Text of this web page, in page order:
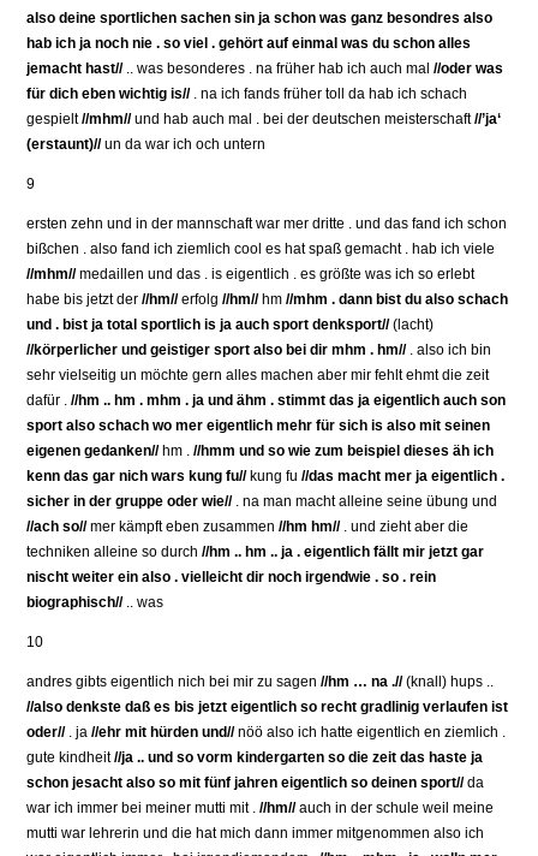
also deine sportlichen sachen sin ja schon was ganz besondres also
hab ich ja noch nie . so viel . gehört auf einmal was du schon alles
jemacht hast//.. was besonderes . na früher hab ich auch mal//oder was
für dich eben wichtig is//. na ich fands früher toll da hab ich schach
gespielt//mhm//und hab auch mal . bei der deutschen meisterschaft//’ja‘
(erstaunt)//un da war ich och untern
9
ersten zehn und in der mannschaft war mer dritte . und das fand ich schon
bißchen . also fand ich ziemlich cool es hat spaß gemacht . hab ich viele
//mhm//medaillen und das . is eigentlich . es größte was ich so erlebt
habe bis jetzt der//hm//erfolg//hm//hm//mhm . dann bist du also schach
und . bist ja total sportlich is ja auch sport denksport//(lacht)
//körperlicher und geistiger sport also bei dir mhm . hm//. also ich bin
sehr vielseitig un möchte gern alles machen aber mir fehlt ehmt die zeit
dafür .//hm .. hm . mhm . ja und ähm . stimmt das ja eigentlich auch son
sport also schach wo mer eigentlich mehr für sich is also mit seinen
eigenen gedanken//hm .//hmm und so wie zum beispiel dieses äh ich
kenn das gar nich wars kung fu//kung fu//das macht mer ja eigentlich .
sicher in der gruppe oder wie//. na man macht alleine seine übung und
//ach so//mer kämpft eben zusammen//hm hm//. und zieht aber die
techniken alleine so durch//hm .. hm .. ja . eigentlich fällt mir jetzt gar
nischt weiter ein also . vielleicht dir noch irgendwie . so . rein
biographisch//.. was
10
andres gibts eigentlich nich bei mir zu sagen//hm … na .//(knall) hups ..
//also denkste daß es bis jetzt eigentlich so recht gradlinig verlaufen ist
oder//. ja//ehr mit hürden und//nöö also ich hatte eigentlich en ziemlich .
gute kindheit//ja .. und so vorm kindergarten so die zeit das haste ja
schon jesacht also so mit fünf jahren eigentlich so deinen sport//da
war ich immer bei meiner mutti mit .//hm//auch in der schule weil meine
mutti war lehrerin und die hat mich dann immer mitgenommen also ich